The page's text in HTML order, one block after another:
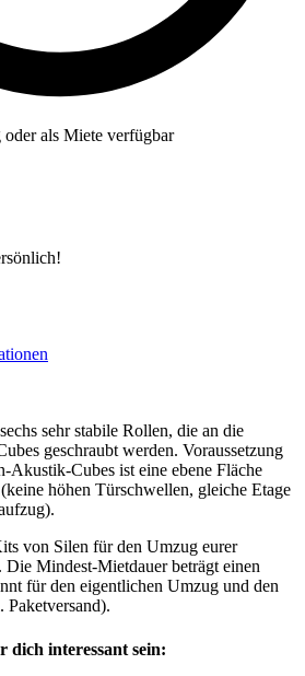
als Miete verfügbar
sehr stabile Rollen, die an die
geschraubt werden. Voraussetzung
Akustik-Cubes ist eine ebene Fläche
höhen Türschwellen, gleiche Etage
von Silen für den Umzug eurer
Mindest-Mietdauer beträgt einen
für den eigentlichen Umzug und den
Paketversand).
dich interessant sein: